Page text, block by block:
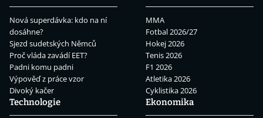
Nová superdávka: kdo na ní
dosáhne?
Sjezd sudetských Němců
Proč vláda zavádí EET?
Padni komu padni
Výpověď z práce vzor
Divoký kačer
MMA
Fotbal 2026/27
Hokej 2026
Tenis 2026
F1 2026
Atletika 2026
Cyklistika 2026
Technologie
Ekonomika